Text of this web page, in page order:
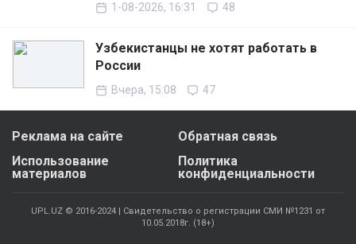
1-08-2026, 16:31 48
Узбекистанцы не хотят работать в
России
Вчера, 15:08 47
Реклама на сайте
Обратная связь
Использование
материалов
Политика
конфиденциальности
UPL.UZ © 2016-2024 | Свидетельство о регистрации СМИ №1231 от
10.05.2018г. (18+)